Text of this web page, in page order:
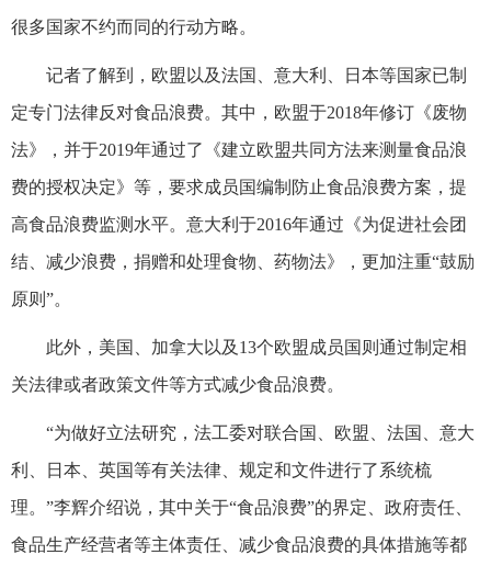
很多国家不约而同的行动方略。
记者了解到，欧盟以及法国、意大利、日本等国家已制
定专门法律反对食品浪费。其中，欧盟于2018年修订《废物
法》，并于2019年通过了《建立欧盟共同方法来测量食品浪
费的授权决定》等，要求成员国编制防止食品浪费方案，提
高食品浪费监测水平。意大利于2016年通过《为促进社会团
结、减少浪费，捐赠和处理食物、药物法》，更加注重“鼓励
原则”。
此外，美国、加拿大以及13个欧盟成员国则通过制定相
关法律或者政策文件等方式减少食品浪费。
“为做好立法研究，法工委对联合国、欧盟、法国、意大
利、日本、英国等有关法律、规定和文件进行了系统梳
理。”李辉介绍说，其中关于“食品浪费”的界定、政府责任、
食品生产经营者等主体责任、减少食品浪费的具体措施等都